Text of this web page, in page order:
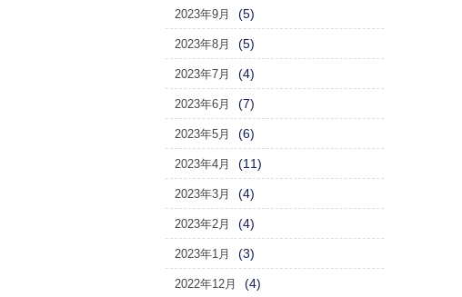
2023年9月 (5)
2023年8月 (5)
2023年7月 (4)
2023年6月 (7)
2023年5月 (6)
2023年4月 (11)
2023年3月 (4)
2023年2月 (4)
2023年1月 (3)
2022年12月 (4)